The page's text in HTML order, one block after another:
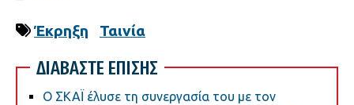
Έκρηξη Ταινία
ΔΙΑΒΑΣΤΕ ΕΠΙΣΗΣ
Ο ΣΚΑΪ έλυσε τη συνεργασία του με τον